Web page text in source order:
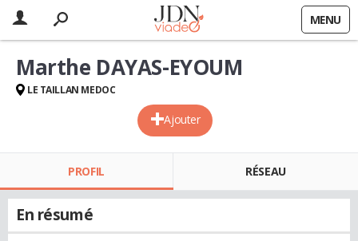
MENU
Ajouter
Marthe DAYAS-EYOUM
LE TAILLAN MEDOC
PROFIL RÉSEAU
En résumé